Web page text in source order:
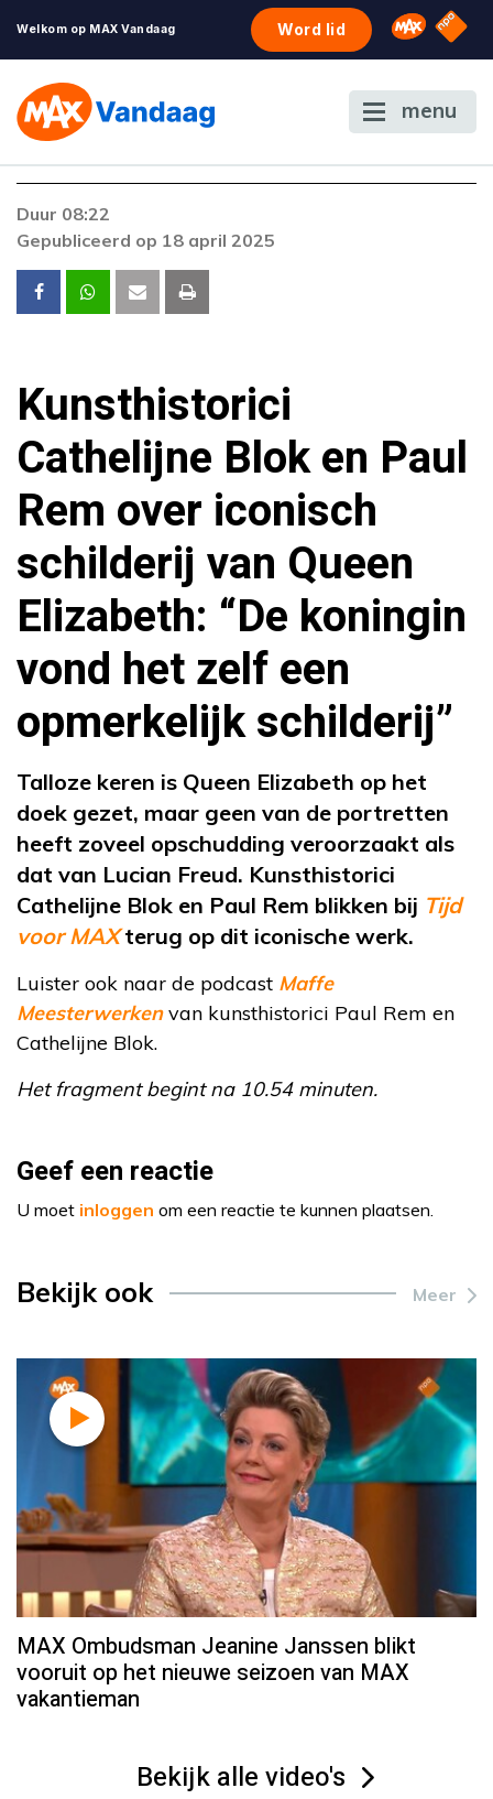
Welkom op MAX Vandaag Word lid Omroep
NPO
menu
Er is een licentie-fout opgetreden. Als het
contact op met onze klantenservice.
Duur 08:22
Gepubliceerd op 18 april 2025
Kunsthistorici
Cathelijne Blok en Paul
Rem over iconisch
schilderij van Queen
Elizabeth: “De koningin
vond het zelf een
opmerkelijk schilderij”
Talloze keren is Queen Elizabeth op het
doek gezet, maar geen van de portretten
heeft zoveel opschudding veroorzaakt als
dat van Lucian Freud. Kunsthistorici
Cathelijne Blok en Paul Rem blikken bij Tijd
voor MAXterug op dit iconische werk.
Luister ook naar de podcast Maffe
Meesterwerkenvan kunsthistorici Paul Rem en
Cathelijne Blok.
Het fragment begint na 10.54 minuten.
Geef een reactie
U moet inloggen om een reactie te kunnen plaatsen.
Bekijk ook Meer
MAX Ombudsman Jeanine Janssen blikt
vooruit op het nieuwe seizoen van MAX
vakantieman
Bekijk alle video's